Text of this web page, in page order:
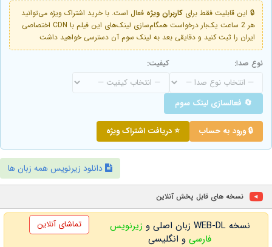
🔒 این قابلیت فقط برای کاربران ویژه فعال است. با خرید اشتراک ویژه می‌توانید
هر 2 ساعت یک‌بار درخواست همگام‌سازی لینک‌های این فیلم با CDN اختصاصی
ایران را ثبت کنید و دقایقی بعد به لینک سوم آن دسترسی خواهید داشت
نوع صدا: کیفیت:
🔄 فعالسازی لینک سوم
🔒 ورود به حساب ⭐ دریافت اشتراک ویژه
دانلود زیرنویس همه زبان ها
نسخه های قابل پخش آنلاین
نسخه WEB-DL زبان اصلی و
زیرنویس
فارسیو انگلیسی
تماشای آنلاین